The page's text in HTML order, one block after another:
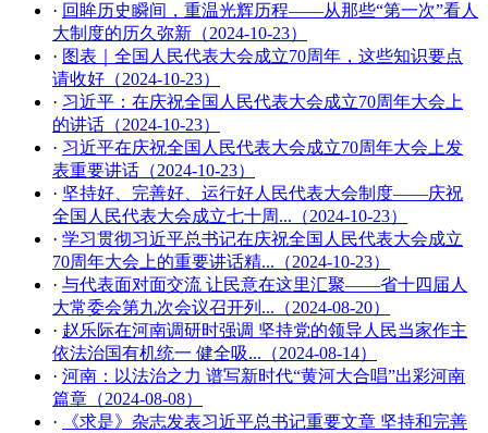
· 回眸历史瞬间，重温光辉历程——从那些“第一次”看人
大制度的历久弥新（2024-10-23）
· 图表｜全国人民代表大会成立70周年，这些知识要点
请收好（2024-10-23）
· 习近平：在庆祝全国人民代表大会成立70周年大会上
的讲话（2024-10-23）
· 习近平在庆祝全国人民代表大会成立70周年大会上发
表重要讲话（2024-10-23）
· 坚持好、完善好、运行好人民代表大会制度——庆祝
全国人民代表大会成立七十周...（2024-10-23）
· 学习贯彻习近平总书记在庆祝全国人民代表大会成立
70周年大会上的重要讲话精...（2024-10-23）
· 与代表面对面交流 让民意在这里汇聚——省十四届人
大常委会第九次会议召开列...（2024-08-20）
· 赵乐际在河南调研时强调 坚持党的领导人民当家作主
依法治国有机统一 健全吸...（2024-08-14）
· 河南：以法治之力 谱写新时代“黄河大合唱”出彩河南
篇章（2024-08-08）
·
《求是》杂志发表习近平总书记重要文章 坚持和完善